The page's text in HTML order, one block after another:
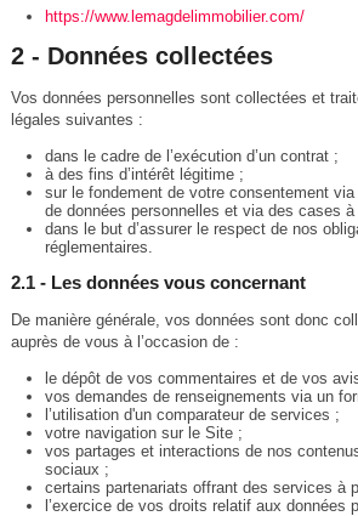
https://www.lemagdelimmobilier.com/
2 - Données collectées
Vos données personnelles sont collectées et
légales suivantes :
dans le cadre de l’exécution d’un contrat ;
à des fins d’intérêt légitime ;
sur le fondement de votre consentement
de données personnelles et via des cases à
dans le but d’assurer le respect de nos
réglementaires.
2.1 - Les données vous concernant
De manière générale, vos données sont donc
auprès de vous à l’occasion de :
le dépôt de vos commentaires et de vos
vos demandes de renseignements via un
l’utilisation d'un comparateur de services ;
votre navigation sur le Site ;
vos partages et interactions de nos
sociaux ;
certains partenariats offrant des services à
l’exercice de vos droits relatif aux données